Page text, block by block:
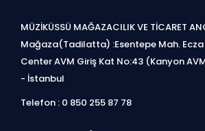
MÜZİKÜSSÜ MAĞAZACILIK VE TİCARET
Mağaza(Tadilatta) :Esentepe Mah. Ecza
Center AVM Giriş Kat No:43 (Kanyon
- İstanbul
Telefon : 0 850 255 87 78